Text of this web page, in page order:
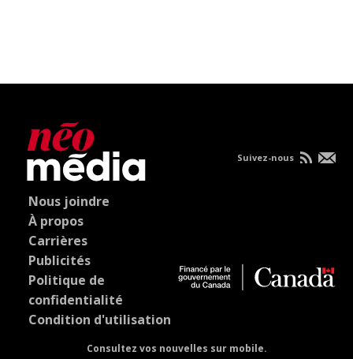
Nous joindre
À propos
Carrières
Publicités
Politique de
confidentialité
Condition d'utilisation
Consultez vos nouvelles sur mobile.
Suivez-nous